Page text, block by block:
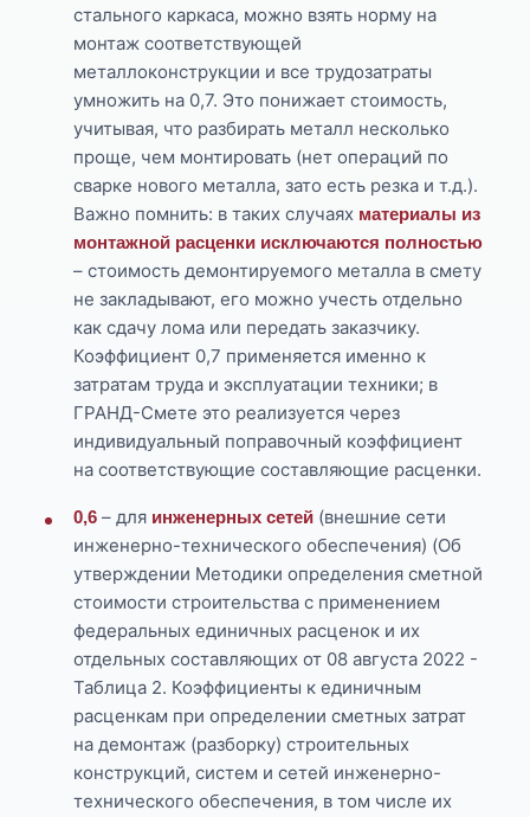
стального каркаса, можно взять норму на
монтаж соответствующей
металлоконструкции и все трудозатраты
умножить на 0,7. Это понижает стоимость,
учитывая, что разбирать металл несколько
проще, чем монтировать (нет операций по
сварке нового металла, зато есть резка и т.д.).
Важно помнить: в таких случаях материалы из
монтажной расценки исключаются полностью
– стоимость демонтируемого металла в смету
не закладывают, его можно учесть отдельно
как сдачу лома или передать заказчику.
Коэффициент 0,7 применяется именно к
затратам труда и эксплуатации техники; в
ГРАНД-Смете это реализуется через
индивидуальный поправочный коэффициент
на соответствующие составляющие расценки.
0,6 – для инженерных сетей (внешние сети
инженерно-технического обеспечения) (Об
утверждении Методики определения сметной
стоимости строительства с применением
федеральных единичных расценок и их
отдельных составляющих от 08 августа 2022 -
Таблица 2. Коэффициенты к единичным
расценкам при определении сметных затрат
на демонтаж (разборку) строительных
конструкций, систем и сетей инженерно-
технического обеспечения, в том числе их